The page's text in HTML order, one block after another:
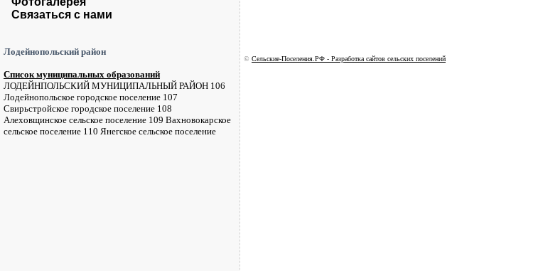
Связаться с нами
Лодейнопольский район
Список муниципальных образований
ЛОДЕЙНПОЛЬСКИЙ МУНИЦИПАЛЬНЫЙ РАЙОН 106
Лодейнопольское городское поселение 107
Свирьстройское городское поселение 108
Алеховщинское сельское поселение 109 Вахновокарское
сельское поселение 110 Янегское сельское поселение
© Сельские-Поселения.РФ - Разработка сайтов сельских поселений